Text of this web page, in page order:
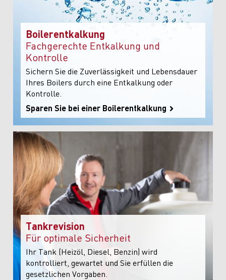
Boilerentkalkung
Fachgerechte Entkalkung und
Kontrolle
Sichern Sie die Zuverlässigkeit und Lebensdauer
Ihres Boilers durch eine Entkalkung oder
Kontrolle.
Sparen Sie bei einer Boilerentkalkung
Tankrevision
Für optimale Sicherheit
Ihr Tank (Heizöl, Diesel, Benzin) wird
kontrolliert, gewartet und Sie erfüllen die
gesetzlichen Vorgaben.